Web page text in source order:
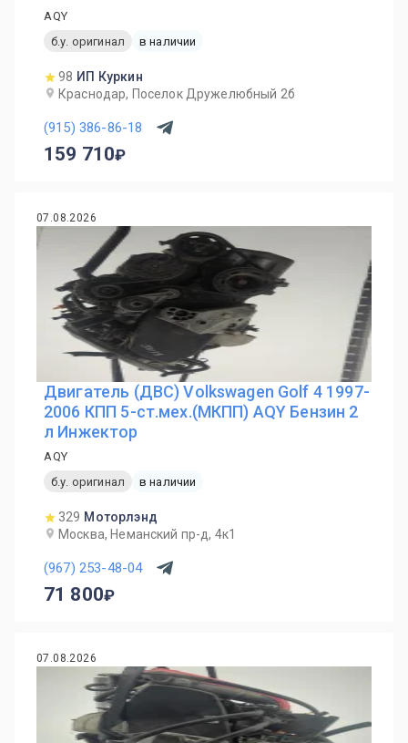
AQY
б.у. оригинал
в наличии
98 ИП Куркин
Краснодар, Поселок Дружелюбный 2б
(915) 386-86-18
159 710
07.08.2026
Двигатель (ДВС) Volkswagen Golf 4 1997-
2006 КПП 5-ст.мех.(МКПП) AQY Бензин 2
л Инжектор
AQY
б.у. оригинал
в наличии
329 Моторлэнд
Москва, Неманский пр-д, 4к1
(967) 253-48-04
71 800
07.08.2026